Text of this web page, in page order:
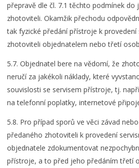
přepravě dle čl. 7.1 těchto podmínek do
zhotoviteli. Okamžik přechodu
tak fyzické předání přístroje k provedení
zhotoviteli objednatelem nebo třetí
5.7. Objednatel bere na vědomí, že
neručí za jakékoli náklady, které
souvislosti se servisem přístroje, tj.
na telefonní poplatky, internetové
5.8. Pro případ sporů ve věci závad
předaného zhotoviteli k provedení
objednatele zdokumentovat
přístroje, a to před jeho předáním třetí